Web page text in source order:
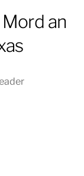
an